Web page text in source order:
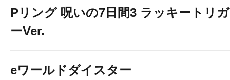
Pリング 呪いの7日間3 ラッキートリガ
ーVer.
eワールドダイスター